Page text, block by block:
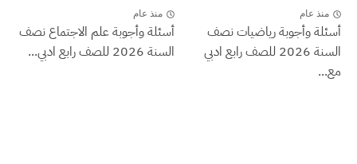
منذ عام
أسئلة وأجوبة رياضيات نصف
السنة 2026 للصف رابع ادبي
مع...
منذ عام
أسئلة وأجوبة علم الاجتماع نصف
السنة 2026 للصف رابع ادبي...